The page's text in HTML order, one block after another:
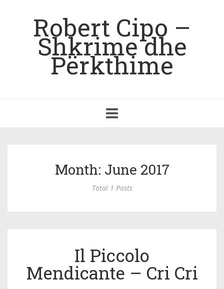
Robert Cipo –
Shkrime dhe
Përkthime
navigation
Month: June 2017
Total 1 Posts
Il Piccolo
Mendicante – Cri Cri